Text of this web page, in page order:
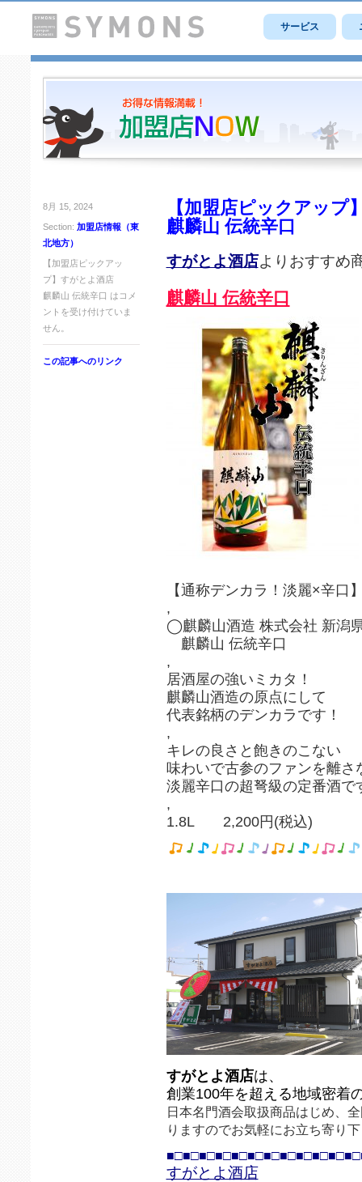
サービス
8月 15, 2024
Section: 加盟店情報（東
北地方）
【加盟店ピックアッ
プ】すがとよ酒店
麒麟山 伝統辛口 は コメ
ントを受け付けていま
せん。
この記事へのリンク
【加盟店ピックアップ
麒麟山 伝統辛口
すがとよ酒店よりおすすめ
麒麟山 伝統辛口
【通称デンカラ！淡麗×辛口
,
◯麒麟山酒造 株式会社 新潟
麒麟山 伝統辛口
,
居酒屋の強いミカタ！
麒麟山酒造の原点にして
代表銘柄のデンカラです！
,
キレの良さと飽きのこない
味わいで古参のファンを離さ
淡麗辛口の超弩級の定番酒で
,
1.8L 2,200円(税込)
すがとよ酒店は、
創業100年を超える地域密着
日本名門酒会取扱商品はじめ、
りますのでお気軽にお立ち寄り
すがとよ酒店